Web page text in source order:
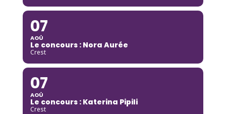
07
AOÛ
Le concours : Nora Aurée
Crest
07
AOÛ
Le concours : Katerina Pipili
Crest